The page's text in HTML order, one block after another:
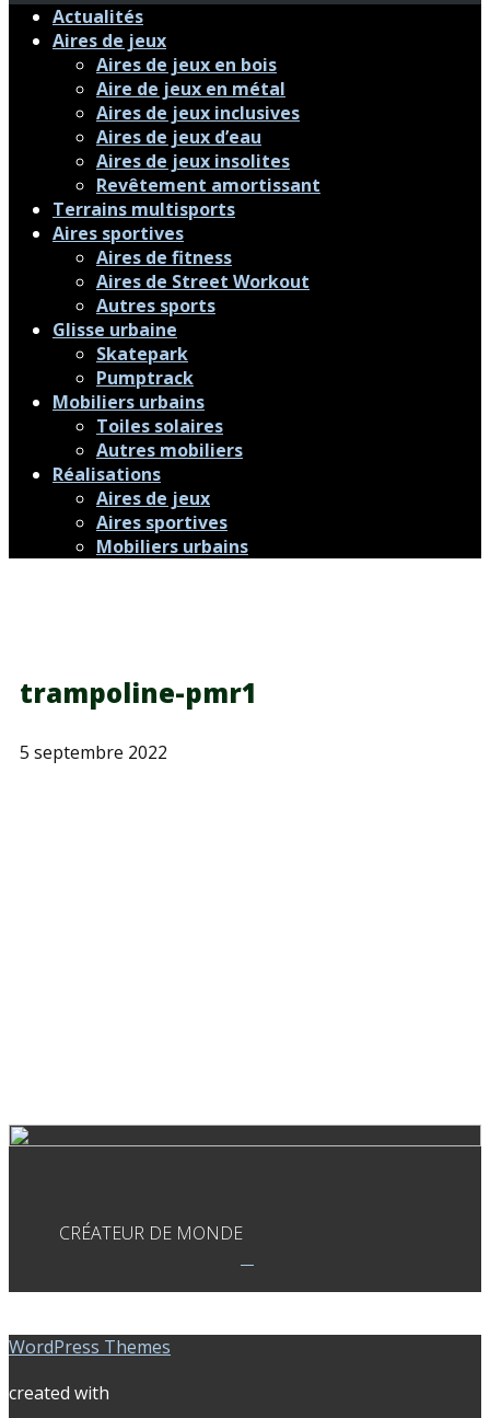
Actualités
Aires de jeux
Aires de jeux en bois
Aire de jeux en métal
Aires de jeux inclusives
Aires de jeux d’eau
Aires de jeux insolites
Revêtement amortissant
Terrains multisports
Aires sportives
Aires de fitness
Aires de Street Workout
Autres sports
Glisse urbaine
Skatepark
Pumptrack
Mobiliers urbains
Toiles solaires
Autres mobiliers
Réalisations
Aires de jeux
Aires sportives
Mobiliers urbains
trampoline-pmr1
5 septembre 2022
CRÉATEUR DE MONDE
WordPress Themes
created with